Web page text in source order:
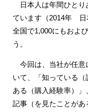
日本人は年間ひとり
ています（2014年 日
全国で1,000にもおよ
う。
今回は、当社が任意
いて、「知っている
ある（購入経験率）」
記事（を見たことが